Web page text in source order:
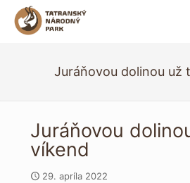
Juráňovou dolinou už
Juráňovou
víkend
29. apríla 2022